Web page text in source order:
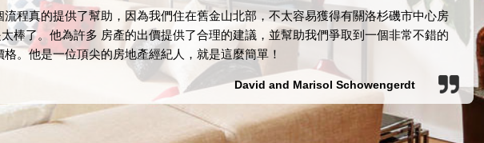
程真的提供了幫助，因為我們住在舊金山北部，不太容易獲得有關洛杉磯市中心房
棒了。他為許多 房產的出價提供了合理的建議，並幫助我們爭取到一個非常不錯的
格。他是一位頂尖的房地產經紀人，就是這麼簡單！
David and Marisol Schowengerdt